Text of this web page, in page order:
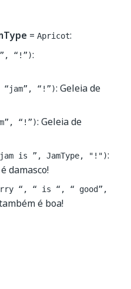
= Apricot:
“!”):
“jam”, “!”): Geleia de
“!”): Geleia de
is ”, JamType, "!"):
damasco!
“, “ is “, “ good”,
é boa!